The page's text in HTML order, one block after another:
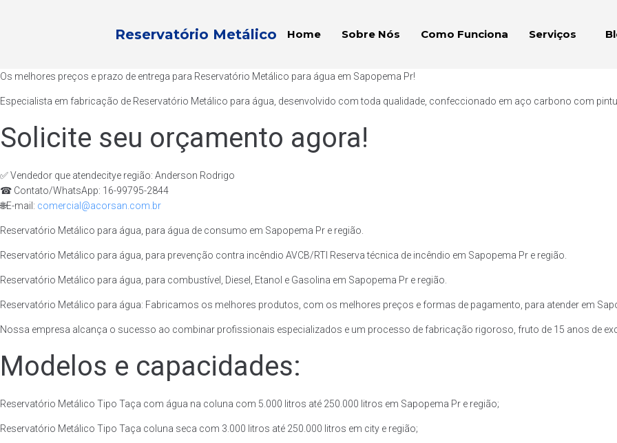
Reservatório Metálico Home Sobre Nós Como Funciona Serviços
Os melhores preços e prazo de entrega para Reservatório Metálico para água em Sapopema Pr!
Especialista em fabricação de Reservatório Metálico para água, desenvolvido com toda qualidade, confeccionado em aço carbono com
Solicite seu orçamento agora!
✅ Vendedor que atendecitye região: Anderson Rodrigo
☎ Contato/WhatsApp: 16-99795-2844
🌐E-mail: comercial@acorsan.com.br
Reservatório Metálico para água, para água de consumo em Sapopema Pr e região.
Reservatório Metálico para água, para prevenção contra incêndio AVCB/RTI Reserva técnica de incêndio em Sapopema Pr e região.
Reservatório Metálico para água, para combustível, Diesel, Etanol e Gasolina em Sapopema Pr e região.
Reservatório Metálico para água: Fabricamos os melhores produtos, com os melhores preços e formas de pagamento, para atender em
Nossa empresa alcança o sucesso ao combinar profissionais especializados e um processo de fabricação rigoroso, fruto de 15 anos de
Modelos e capacidades:
Reservatório Metálico Tipo Taça com água na coluna com 5.000 litros até 250.000 litros em Sapopema Pr e região;
Reservatório Metálico Tipo Taça coluna seca com 3.000 litros até 250.000 litros em city e região;